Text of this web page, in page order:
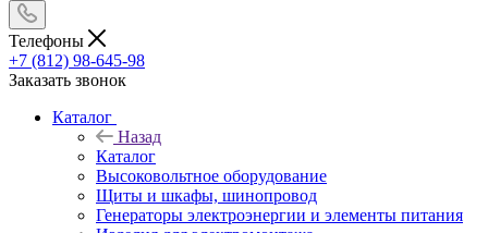
Телефоны
+7 (812) 98-645-98
Заказать звонок
Каталог
Назад
Каталог
Высоковольтное оборудование
Щиты и шкафы, шинопровод
Генераторы электроэнергии и элементы питания